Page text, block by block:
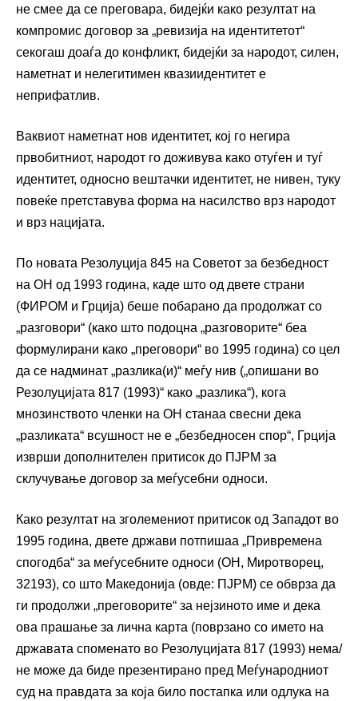
не смее да се преговара, бидејќи како резултат на
компромис договор за „ревизија на идентитетот“
секогаш доаѓа до конфликт, бидејќи за народот, силен,
наметнат и нелегитимен квазиидентитет е
неприфатлив.
Ваквиот наметнат нов идентитет, кој го негира
првобитниот, народот го доживува како отуѓен и туѓ
идентитет, односно вештачки идентитет, не нивен, туку
повеќе претставува форма на насилство врз народот
и врз нацијата.
По новата Резолуција 845 на Советот за безбедност
на ОН од 1993 година, каде што од двете страни
(ФИРОМ и Грција) беше побарано да продолжат со
„разговори“ (како што подоцна „разговорите“ беа
формулирани како „преговори“ во 1995 година) со цел
да се надминат „разлика(и)“ меѓу нив („опишани во
Резолуцијата 817 (1993)“ како „разлика“), кога
мнозинството членки на ОН станаа свесни дека
„разликата“ всушност не е „безбедносен спор“, Грција
изврши дополнителен притисок до ПЈРМ за
склучување договор за меѓусебни односи.
Како резултат на зголемениот притисок од Западот во
1995 година, двете држави потпишаа „Привремена
спогодба“ за меѓусебните односи (ОН, Миротворец,
32193), со што Македонија (овде: ПЈРМ) се обврза да
ги продолжи „преговорите“ за нејзиното име и дека
ова прашање за лична карта (поврзано со името на
државата споменато во Резолуцијата 817 (1993) нема/
не може да биде презентирано пред Меѓународниот
суд на правдата за која било постапка или одлука на